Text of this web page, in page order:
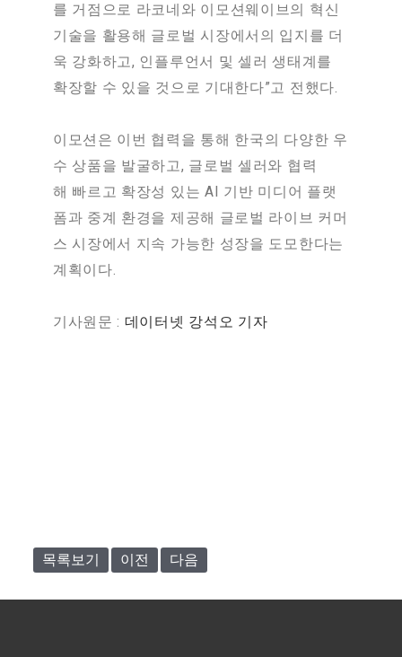
를 거점으로 라코네와 이모션웨이브의 혁신
기술을 활용해 글로벌 시장에서의 입지를 더
욱 강화하고, 인플루언서 및 셀러 생태계를
확장할 수 있을 것으로 기대한다”고 전했다.
이모션은 이번 협력을 통해 한국의 다양한 우
수 상품을 발굴하고, 글로벌 셀러와 협력
해 빠르고 확장성 있는 AI 기반 미디어 플랫
폼과 중계 환경을 제공해 글로벌 라이브 커머
스 시장에서 지속 가능한 성장을 도모한다는
계획이다.
기사원문 : 데이터넷 강석오 기자
목록보기 이전 다음